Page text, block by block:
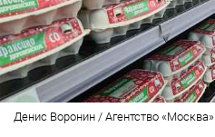
Денис Воронин / Агентство «Москва»